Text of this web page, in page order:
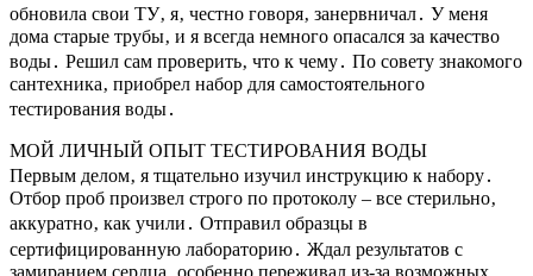
обновила свои ТУ‚ я‚ честно говоря‚ занервничал․ У меня
дома старые трубы‚ и я всегда немного опасался за качество
воды․ Решил сам проверить‚ что к чему․ По совету знакомого
сантехника‚ приобрел набор для самостоятельного
тестирования воды․
МОЙ ЛИЧНЫЙ ОПЫТ ТЕСТИРОВАНИЯ ВОДЫ
Первым делом‚ я тщательно изучил инструкцию к набору․
Отбор проб произвел строго по протоколу – все стерильно‚
аккуратно‚ как учили․ Отправил образцы в
сертифицированную лабораторию․ Ждал результатов с
замиранием сердца‚ особенно переживал из-за возможных